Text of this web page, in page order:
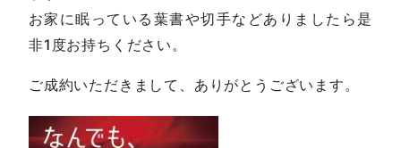
お家に眠っている葉書や切手などありましたら是
非1度お持ちください。
ご成約いただきまして、ありがとうございます。